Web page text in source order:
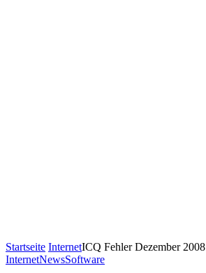
Startseite InternetICQ Fehler Dezember 2008
InternetNewsSoftware